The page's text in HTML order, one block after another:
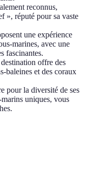
reconnus,
», réputé pour sa vaste
une expérience
marines, avec une
fascinantes.
offre des
baleines et des coraux
pour la diversité de ses
uniques, vous